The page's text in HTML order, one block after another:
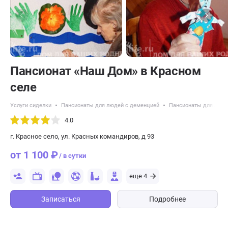
Пансионат «Наш Дом» в Красном
селе
Услуги сиделки Пансионаты для людей с деменцией Пансионаты для
4.0
г. Красное село, ул. Красных командиров, д 93
от 1 100 ₽/ в сутки
еще 4
Записаться Подробнее